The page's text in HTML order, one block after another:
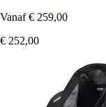
Vanaf € 259,00
€ 252,00